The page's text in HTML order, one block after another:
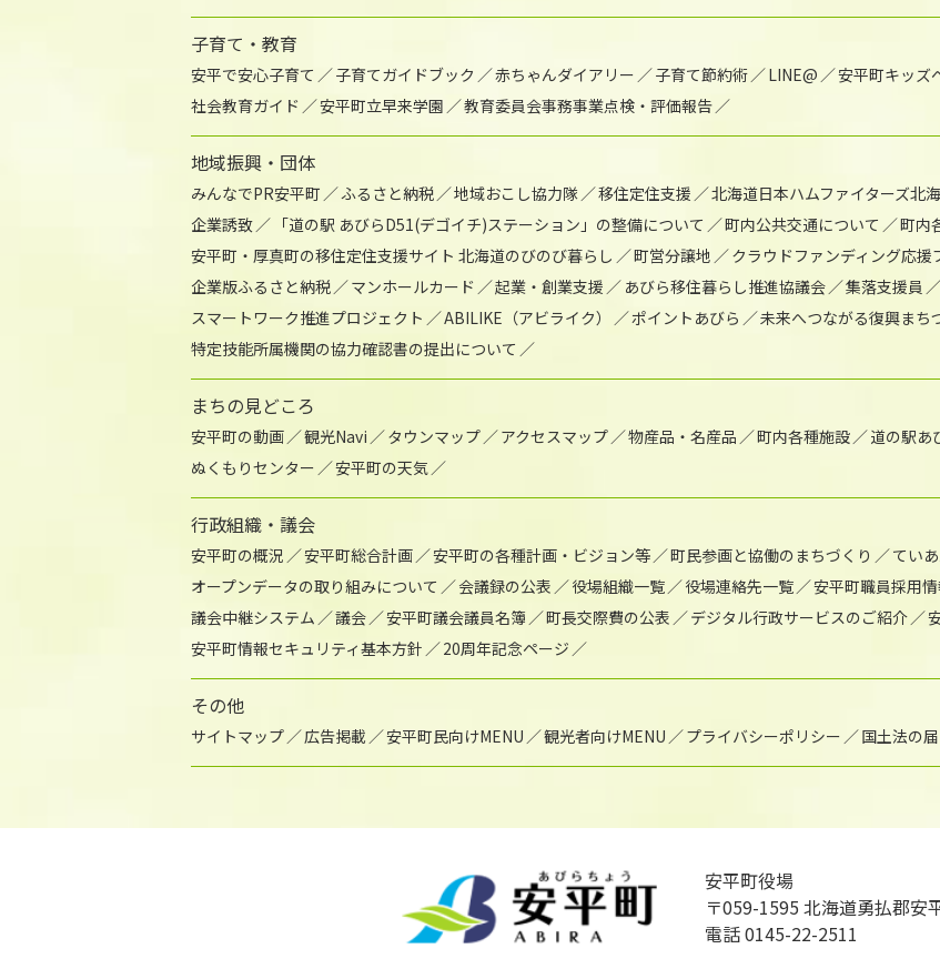
子育て・教育
安平で安心子育て 子育てガイドブック 赤ちゃんダイアリー 子育て節約術 LINE@ 安平町キッズ
社会教育ガイド
安平町立早来学園 教育委員会事務事業点検・評価報告
地域振興・団体
みんなでPR安平町 ふるさと納税 地域おこし協力隊 移住定住支援 北海道日本ハムファイターズ北
企業誘致
「道の駅 あびらD51(デゴイチ)ステーション」の整備について 町内公共交通について 町内
安平町・厚真町の移住定住支援サイト 北海道のびのび暮らし
町営分譲地 クラウドファンディング応援
企業版ふるさと納税
マンホールカード 起業・創業支援 あびら移住暮らし推進協議会 集落支援員
スマートワーク推進プロジェクト
ABILIKE（アビライク） ポイントあびら 未来へつながる復興まち
特定技能所属機関の協力確認書の提出について
まちの見どころ
安平町の動画 観光Navi タウンマップ アクセスマップ 物産品・名産品 町内各種施設 道の駅あ
ぬくもりセンター
安平町の天気
行政組織・議会
安平町の概況 安平町総合計画 安平町の各種計画・ビジョン等 町民参画と協働のまちづくり てい
オープンデータの取り組みについて
会議録の公表 役場組織一覧 役場連絡先一覧 安平町職員採用
議会中継システム
議会 安平町議会議員名簿 町長交際費の公表 デジタル行政サービスのご紹介
安平町情報セキュリティ基本方針
20周年記念ページ
その他
サイトマップ 広告掲載 安平町民向けMENU 観光者向けMENU プライバシーポリシー 国土法の
安平町役場
〒059-1595 北海道勇払郡安
電話 0145-22-2511